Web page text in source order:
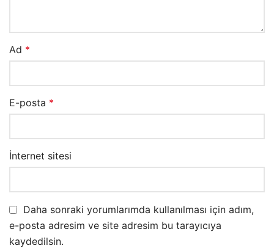
Ad *
E-posta *
İnternet sitesi
Daha sonraki yorumlarımda kullanılması için adım,
e-posta adresim ve site adresim bu tarayıcıya
kaydedilsin.